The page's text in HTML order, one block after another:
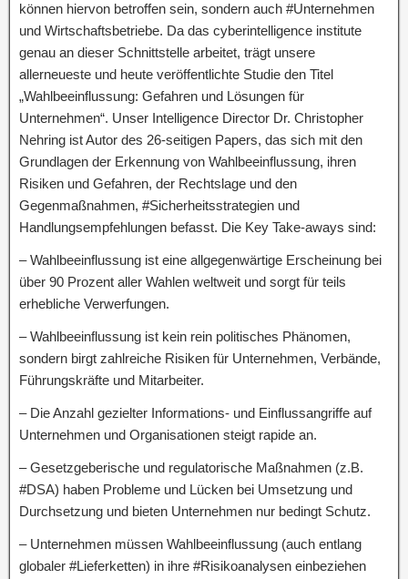
können hiervon betroffen sein, sondern auch #Unternehmen
und Wirtschaftsbetriebe. Da das cyberintelligence institute
genau an dieser Schnittstelle arbeitet, trägt unsere
allerneueste und heute veröffentlichte Studie den Titel
„Wahlbeeinflussung: Gefahren und Lösungen für
Unternehmen“. Unser Intelligence Director Dr. Christopher
Nehring ist Autor des 26-seitigen Papers, das sich mit den
Grundlagen der Erkennung von Wahlbeeinflussung, ihren
Risiken und Gefahren, der Rechtslage und den
Gegenmaßnahmen, #Sicherheitsstrategien und
Handlungsempfehlungen befasst. Die Key Take-aways sind:
– Wahlbeeinflussung ist eine allgegenwärtige Erscheinung bei
über 90 Prozent aller Wahlen weltweit und sorgt für teils
erhebliche Verwerfungen.
– Wahlbeeinflussung ist kein rein politisches Phänomen,
sondern birgt zahlreiche Risiken für Unternehmen, Verbände,
Führungskräfte und Mitarbeiter.
– Die Anzahl gezielter Informations- und Einflussangriffe auf
Unternehmen und Organisationen steigt rapide an.
– Gesetzgeberische und regulatorische Maßnahmen (z.B.
#DSA) haben Probleme und Lücken bei Umsetzung und
Durchsetzung und bieten Unternehmen nur bedingt Schutz.
– Unternehmen müssen Wahlbeeinflussung (auch entlang
globaler #Lieferketten) in ihre #Risikoanalysen einbeziehen